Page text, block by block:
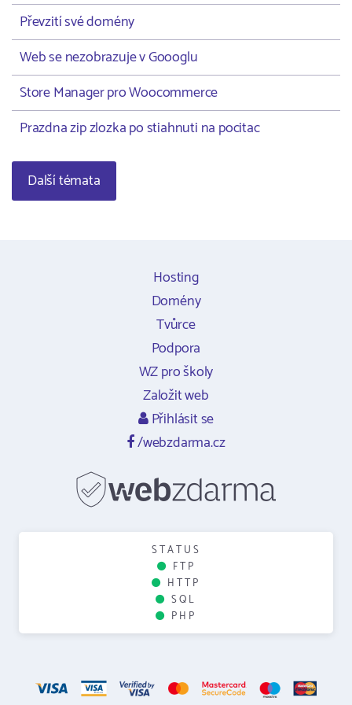
Převzití své domény
Web se nezobrazuje v Goooglu
Store Manager pro Woocommerce
Prazdna zip zlozka po stiahnuti na pocitac
Další témata
Hosting
Domény
Tvůrce
Podpora
WZ pro školy
Založit web
Přihlásit se
/webzdarma.cz
STATUS
FTP
HTTP
SQL
PHP